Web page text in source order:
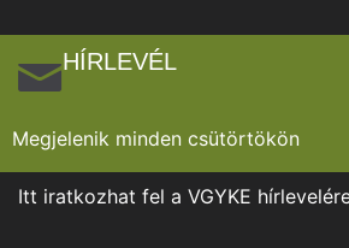
HÍRLEVÉL
Megjelenik minden csütörtökön
Itt iratkozhat fel a VGYKE